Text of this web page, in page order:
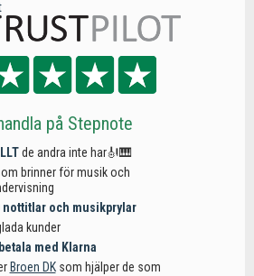
på Stepnote
de andra inte har🎻🎹
brinner för musik och
nottitlar och musikprylar
kunder
med Klarna
Broen DKsom hjälper de som